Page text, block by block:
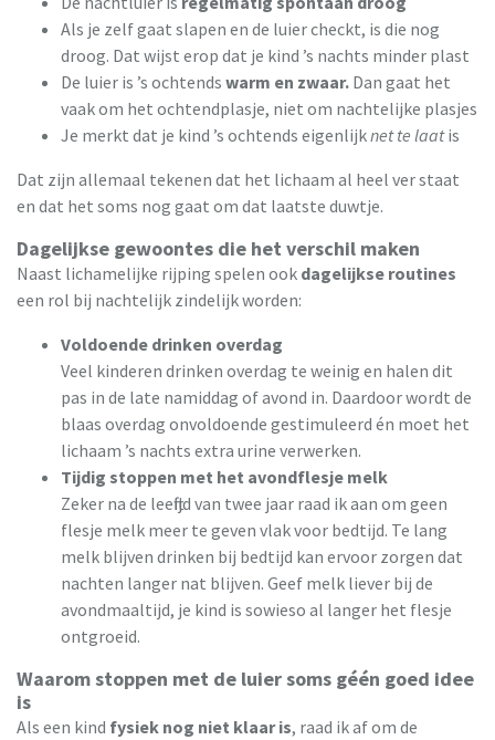
Als je zelf gaat slapen en de luier checkt, is die nog
droog. Dat wijst erop dat je kind ’s nachts minder plast
De luier is ’s ochtends warm en zwaar. Dan gaat het
vaak om het ochtendplasje, niet om nachtelijke plasjes
Je merkt dat je kind ’s ochtends eigenlijknet te laatis
Dat zijn allemaal tekenen dat het lichaam al heel ver staat
en dat het soms nog gaat om dat laatste duwtje.
Dagelijkse gewoontes die het verschil maken
Naast lichamelijke rijping spelen ook dagelijkse routines
een rol bij nachtelijk zindelijk worden:
Voldoende drinken overdag
Veel kinderen drinken overdag te weinig en halen dit
pas in de late namiddag of avond in. Daardoor wordt de
blaas overdag onvoldoende gestimuleerd én moet het
lichaam ’s nachts extra urine verwerken.
Tijdig stoppen met het avondflesje melk
Zeker na de leeftijd van twee jaar raad ik aan om geen
flesje melk meer te geven vlak voor bedtijd. Te lang
melk blijven drinken bij bedtijd kan ervoor zorgen dat
nachten langer nat blijven. Geef melk liever bij de
avondmaaltijd, je kind is sowieso al langer het flesje
ontgroeid.
Waarom stoppen met de luier soms géén goed idee
is
Als een kind fysiek nog niet klaar is, raad ik af om de